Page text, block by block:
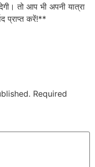
तो आप भी अपनी यात्रा
प्राप्त करें!**
Required